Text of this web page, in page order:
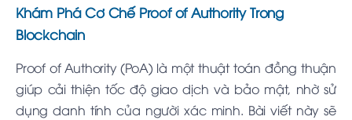
Khám Phá Cơ Chế Proof of Authority Trong
Blockchain
Proof of Authority (PoA) là một thuật toán đồng thuận
giúp cải thiện tốc độ giao dịch và bảo mật, nhờ sử
dụng danh tính của người xác minh. Bài viết này sẽ